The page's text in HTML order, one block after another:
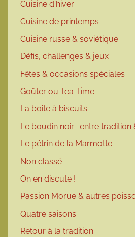
Cuisine d'hiver
Cuisine de printemps
Cuisine russe & soviétique
Défis, challenges & jeux
Fêtes & occasions spéciales
Goûter ou Tea Time
La boîte à biscuits
Le boudin noir : entre tradition
Le pétrin de la Marmotte
Non classé
On en discute !
Passion Morue & autres
Quatre saisons
Retour à la tradition